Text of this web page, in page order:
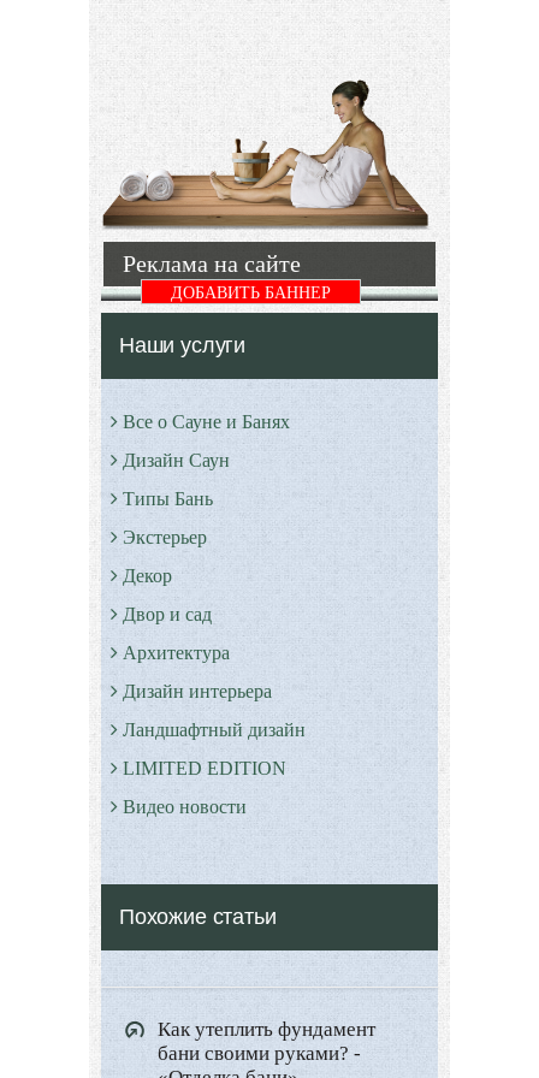
завершено
обустройство
комнаты
отдыха,
парилки и
моечной
Подробнее
тепло при
сгорании.
Следовательно,
очень важно
уметь
выбрать
правильные
Подробнее
Реклама на сайте
ДОБАВИТЬ БАННЕР
Наши услуги
Все о Сауне и Банях
Дизайн Саун
Типы Бань
Экстерьер
Декор
Двор и сад
Архитектура
Дизайн интерьера
Ландшафтный дизайн
LIMITED EDITION
Видео новости
Другие услуги
Похожие статьи
Как утеплить фундамент
бани своими руками? -